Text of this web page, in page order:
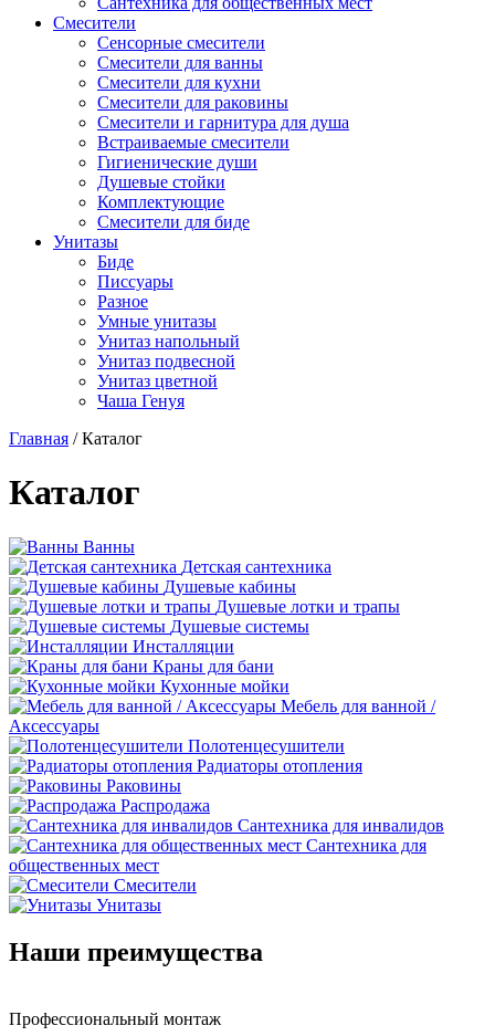
Смесители
Сенсорные смесители
Смесители для ванны
Смесители для кухни
Смесители для раковины
Смесители и гарнитура для душа
Встраиваемые смесители
Гигиенические души
Душевые стойки
Комплектующие
Смесители для биде
Унитазы
Биде
Писсуары
Разное
Умные унитазы
Унитаз напольный
Унитаз подвесной
Унитаз цветной
Чаша Генуя
Главная /Каталог
Каталог
Ванны
Детская сантехника
Душевые кабины
Душевые лотки и трапы
Душевые системы
Инсталляции
Краны для бани
Кухонные мойки
Мебель для ванной /
Аксессуары
Полотенцесушители
Радиаторы отопления
Раковины
Распродажа
Сантехника для инвалидов
Сантехника для
общественных мест
Смесители
Унитазы
Наши преимущества
Профессиональный монтаж